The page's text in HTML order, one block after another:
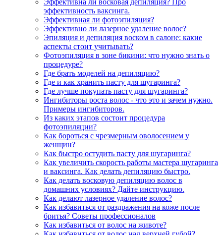
Эффективна ли восковая депиляция? Про
эффективность ваксинга.
Эффективная ли фотоэпиляция?
Эффективно ли лазерное удаление волос?
Эпиляция и депиляция воском в салоне: какие
аспекты стоит учитывать?
Фотоэпиляция в зоне бикини: что нужно знать о
процедуре?
Где брать моделей на депиляцию?
Где и как хранить пасту для шугаринга?
Где лучше покупать пасту для шугаринга?
Ингибиторы роста волос - что это и зачем нужно.
Примеры ингибиторов.
Из каких этапов состоит процедура
фотоэпиляции?
Как бороться с чрезмерным оволосением у
женщин?
Как быстро остудить пасту для шугаринга?
Как увеличить скорость работы мастера шугаринга
и ваксинга. Как делать депиляцию быстро.
Как делать восковую депиляцию волос в
домашних условиях? Дайте инструкцию.
Как делают лазерное удаление волос?
Как избавиться от раздражения на коже после
бритья? Советы профессионалов
Как избавиться от волос на животе?